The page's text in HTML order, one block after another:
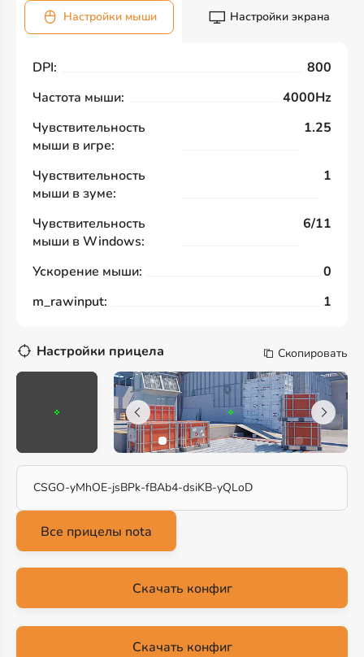
Настройки мыши Настройки экрана
DPI:
800
Частота мыши:
4000Hz
Чувствительность
мыши в игре:
1.25
Чувствительность
мыши в зуме:
1
Чувствительность
мыши в Windows:
6/11
Ускорение мыши:
0
m_rawinput:
1
Настройки прицела Скопировать
CSGO-yMhOE-jsBPk-fBAb4-dsiKB-yQLoD
Скачать конфиг
Скачать конфиг